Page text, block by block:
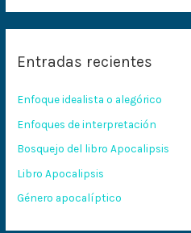
a
p
o
r
:
Entradas recientes
Enfoque idealista o alegórico
Enfoques de interpretación
Bosquejo del libro Apocalipsis
Libro Apocalipsis
Género apocalíptico